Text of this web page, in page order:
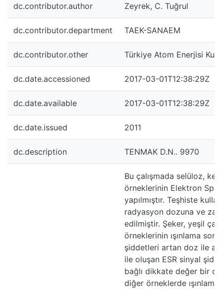
dc.contributor.author Zeyrek, C. Tuğrul
dc.contributor.department TAEK-SANAEM
dc.contributor.other Türkiye Atom Enerjisi
dc.date.accessioned 2017-03-01T12:38:29Z
dc.date.available 2017-03-01T12:38:29Z
dc.date.issued 2011
dc.description TENMAK D.N.. 9970
Bu çalışmada selüloz,
örneklerinin Elektron
yapılmıştır. Teşhiste
radyasyon dozuna ve
edilmiştir. Şeker, yeşil
örneklerinin ışınlama
şiddetleri artan doz ile
ile oluşan ESR sinyal
bağlı dikkate değer bir
diğer örneklerde